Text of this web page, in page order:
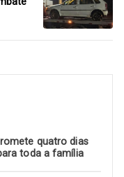
quatro dias
toda a família